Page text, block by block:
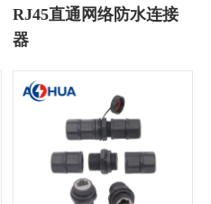
RJ45直通网络防水连接
器